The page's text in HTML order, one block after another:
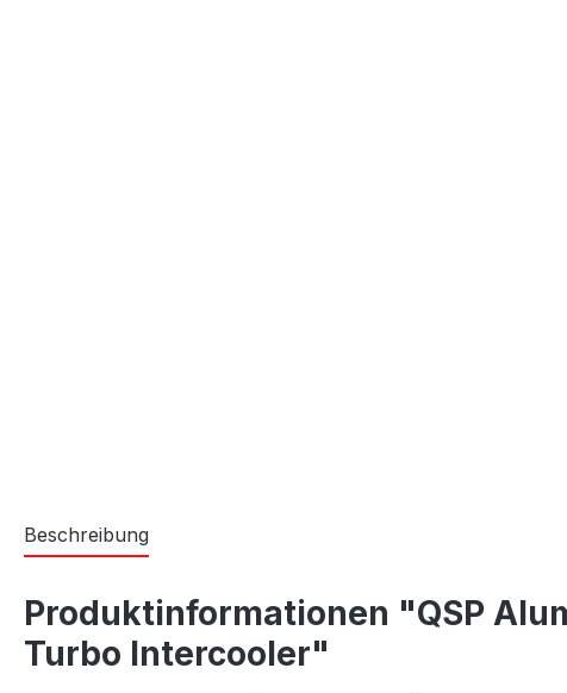
Beschreibung
Produktinformationen "QSP
Turbo Intercooler"